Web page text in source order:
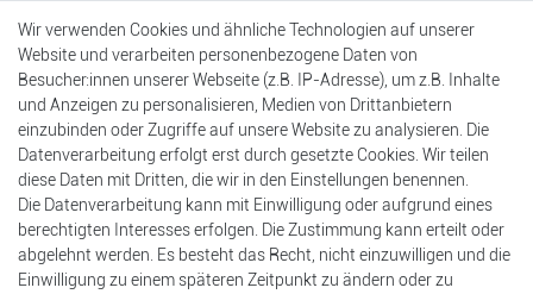
Login
Registrierung
Warenkorb
Kasse
Einkaufen
Versandarten & -kosten
Zahlungsarten
Bankdaten
Batterieentsorgung
Wir verwenden Cookies und ähnliche Technologien auf unserer
Website und verarbeiten personenbezogene Daten von
Besucher:innen unserer Webseite (z.B. IP-Adresse), um z.B. Inhalte
und Anzeigen zu personalisieren, Medien von Drittanbietern
einzubinden oder Zugriffe auf unsere Website zu analysieren. Die
Datenverarbeitung erfolgt erst durch gesetzte Cookies. Wir teilen
diese Daten mit Dritten, die wir in den Einstellungen benennen.
Die Datenverarbeitung kann mit Einwilligung oder aufgrund eines
berechtigten Interesses erfolgen. Die Zustimmung kann erteilt oder
abgelehnt werden. Es besteht das Recht, nicht einzuwilligen und die
Einwilligung zu einem späteren Zeitpunkt zu ändern oder zu